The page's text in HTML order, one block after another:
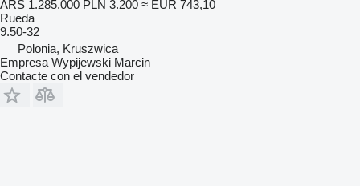
ARS 1.285.000 PLN 3.200 ≈ EUR 743,10
Rueda
9.50-32
Polonia, Kruszwica
Empresa Wypijewski Marcin
Contacte con el vendedor